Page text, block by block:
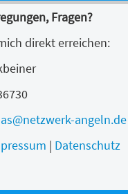
Fragen?
direkt erreichen:
angeln.de
| Datenschutz